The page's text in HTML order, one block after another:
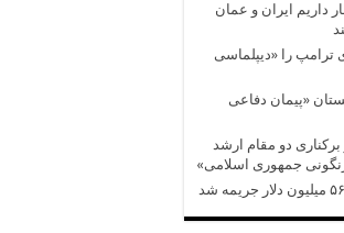
داریم ایران و عمان
ترامپ را «دیپلماسی
«پیمان دفاعی
دو مقام ارشد
جمهوری اسلامی»